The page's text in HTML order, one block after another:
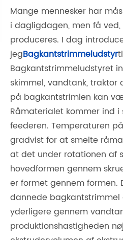
Mange mennesker har
i dagligdagen, men få
produceres. I dag
jegBagkantstrimmeludstyr
Bagkantstrimmeludstyret
skimmel, vandtank,
på bagkantstrimlen kan
Råmaterialet kommer ind
feederen. Temperaturen
gradvist for at smelte
at det under rotationen af
hovedformen gennem
er formet gennem formen.
dannede bagkantstrimmel
yderligere gennem
produktionshastigheden